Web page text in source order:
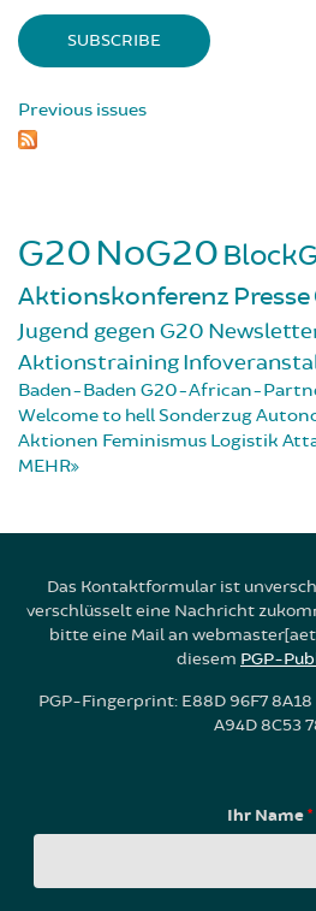
Previous issues
G20NoG20
Aktionskonferenz Presse
Jugend gegen G20
Aktionstraining
Baden-Baden G20-African-
Welcome to hellSonderzug
Aktionen Feminismus Logistik
MEHR
Das Kontaktformular ist
verschlüsselt eine Nachricht
bitte eine Mail an
diesem PGP-
PGP-Fingerprint: E88D 96F7
A94D 8C53
Ihr Name*